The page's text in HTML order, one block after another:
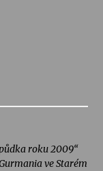
roku 2009“
ve Starém